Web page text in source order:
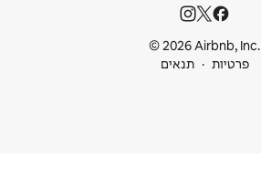
© 2026 Airbnb, Inc.
פרטיות
תנאים